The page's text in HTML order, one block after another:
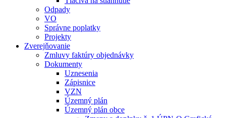
Odpady
VO
Správne poplatky
Projekty
Zverejňovanie
Zmluvy faktúry objednávky
Dokumenty
Uznesenia
Zápisnice
VZN
Územný plán
Územný plán obce